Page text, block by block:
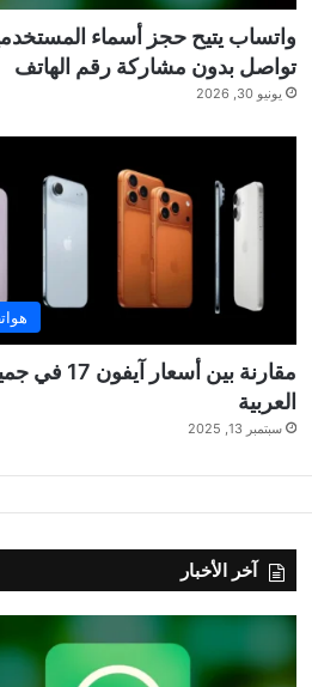
واتساب يتيح حجز أسماء
تواصل بدون مشاركة رقم الهاتف
يونيو 30, 2026
مقارنة بين أسعار
العربية
سبتمبر 13, 2025
آخر الأخبار